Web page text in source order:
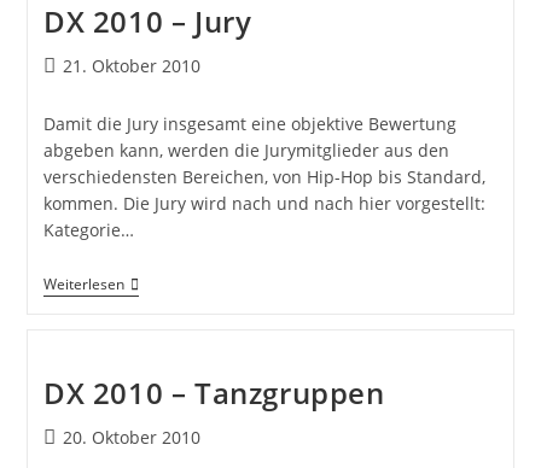
DX 2010 – Jury
21. Oktober 2010
Damit die Jury insgesamt eine objektive Bewertung
abgeben kann, werden die Jurymitglieder aus den
verschiedensten Bereichen, von Hip-Hop bis Standard,
kommen. Die Jury wird nach und nach hier vorgestellt:
Kategorie…
Weiterlesen
DX 2010 – Tanzgruppen
20. Oktober 2010